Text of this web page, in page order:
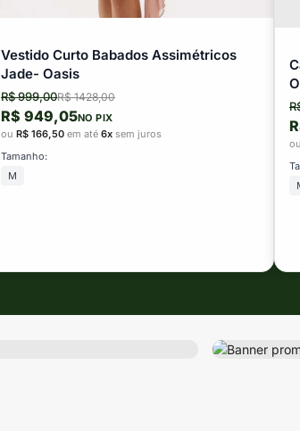
Vestido Curto Babados Assimétricos
Jade- Oasis
R$ 999,00R$ 1428,00
R$ 949,05NO PIX
ou R$ 166,50 em até 6x sem juros
Tamanho:
M
ou